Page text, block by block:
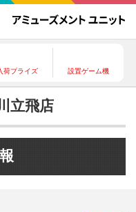
荷プライズ 設置ゲーム機
立飛店